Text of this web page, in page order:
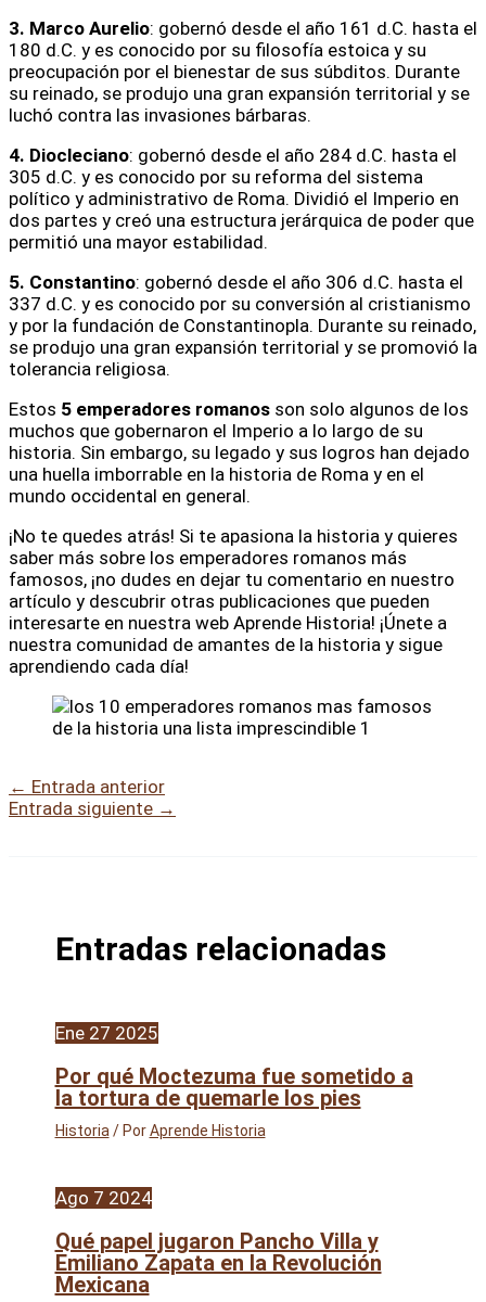
3. Marco Aurelio: gobernó desde el año 161 d.C. hasta el
180 d.C. y es conocido por su filosofía estoica y su
preocupación por el bienestar de sus súbditos. Durante
su reinado, se produjo una gran expansión territorial y se
luchó contra las invasiones bárbaras.
4. Diocleciano: gobernó desde el año 284 d.C. hasta el
305 d.C. y es conocido por su reforma del sistema
político y administrativo de Roma. Dividió el Imperio en
dos partes y creó una estructura jerárquica de poder que
permitió una mayor estabilidad.
5. Constantino: gobernó desde el año 306 d.C. hasta el
337 d.C. y es conocido por su conversión al cristianismo
y por la fundación de Constantinopla. Durante su reinado,
se produjo una gran expansión territorial y se promovió la
tolerancia religiosa.
Estos 5 emperadores romanos son solo algunos de los
muchos que gobernaron el Imperio a lo largo de su
historia. Sin embargo, su legado y sus logros han dejado
una huella imborrable en la historia de Roma y en el
mundo occidental en general.
¡No te quedes atrás! Si te apasiona la historia y quieres
saber más sobre los emperadores romanos más
famosos, ¡no dudes en dejar tu comentario en nuestro
artículo y descubrir otras publicaciones que pueden
interesarte en nuestra web Aprende Historia! ¡Únete a
nuestra comunidad de amantes de la historia y sigue
aprendiendo cada día!
← Entrada anterior
Entrada siguiente →
Entradas relacionadas
Ene 27 2025
Por qué Moctezuma fue sometido a
la tortura de quemarle los pies
Historia/ PorAprende Historia
Ago 7 2024
Qué papel jugaron Pancho Villa y
Emiliano Zapata en la Revolución
Mexicana